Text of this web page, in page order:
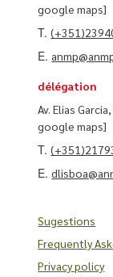
google maps]
T.
E.
délégation
Av. Elias
google maps]
T.
E.
Sugestions
Frequently
Privacy policy